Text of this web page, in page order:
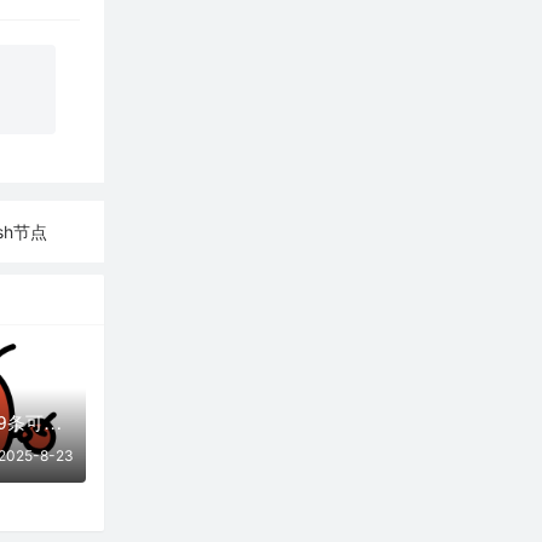
节点
08月23日更新：49条可用免费节点 | 2025年SSR/V2ray/Clash订阅链接
8-23